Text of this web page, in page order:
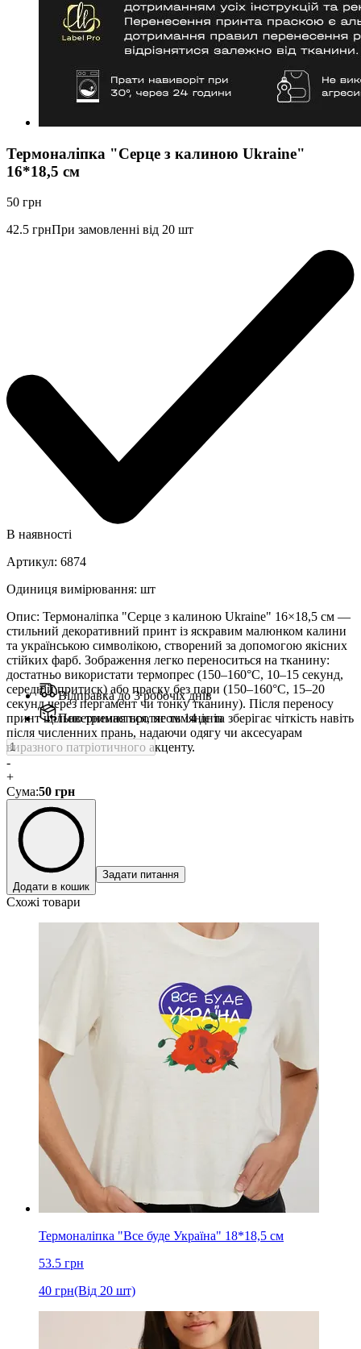
Термоналіпка "Серце з калиною Ukraine"
16*18,5 см
50 грн
42.5 грнПри замовленні від 20 шт
В наявності
Артикул: 6874
Одиниця вимірювання: шт
Опис: Термоналіпка "Серце з калиною Ukraine" 16×18,5 см —
стильний декоративний принт із яскравим малюнком калини
та українською символікою, створений за допомогою якісних
стійких фарб. Зображення легко переноситься на тканину:
достатньо використати термопрес (150–160°C, 10–15 секунд,
середній притиск) або праску без пари (150–160°C, 15–20
секунд через пергамент чи тонку тканину). Після переносу
принт щільно тримається, не тьмяніє та зберігає чіткість навіть
після численних прань, надаючи одягу чи аксесуарам
виразного патріотичного акценту.
Відправка до 3 робочіх днів
Повернення протягом 14 днів
-
+
Сума:50 грн
Додати в кошик
Задати питання
Схожі товари
Термоналіпка "Все буде Україна" 18*18,5 см
53.5 грн
40 грн(Від 20 шт)